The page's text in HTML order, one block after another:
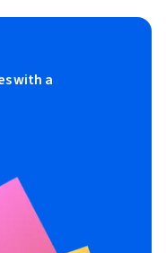
with a